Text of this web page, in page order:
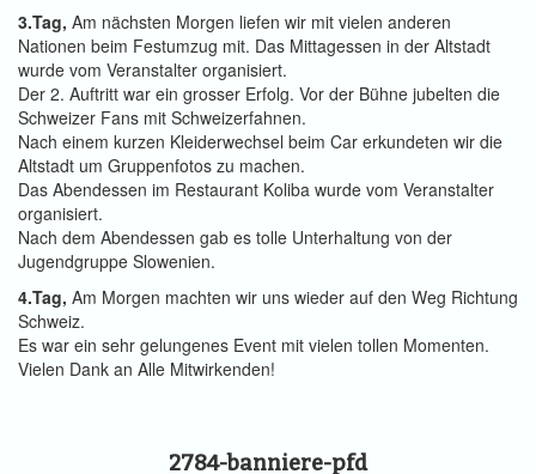
3.Tag, Am nächsten Morgen liefen wir mit vielen anderen
Nationen beim Festumzug mit. Das Mittagessen in der Altstadt
wurde vom Veranstalter organisiert.
Der 2. Auftritt war ein grosser Erfolg. Vor der Bühne jubelten die
Schweizer Fans mit Schweizerfahnen.
Nach einem kurzen Kleiderwechsel beim Car erkundeten wir die
Altstadt um Gruppenfotos zu machen.
Das Abendessen im Restaurant Koliba wurde vom Veranstalter
organisiert.
Nach dem Abendessen gab es tolle Unterhaltung von der
Jugendgruppe Slowenien.
4.Tag, Am Morgen machten wir uns wieder auf den Weg Richtung
Schweiz.
Es war ein sehr gelungenes Event mit vielen tollen Momenten.
Vielen Dank an Alle Mitwirkenden!
2784-banniere-pfd